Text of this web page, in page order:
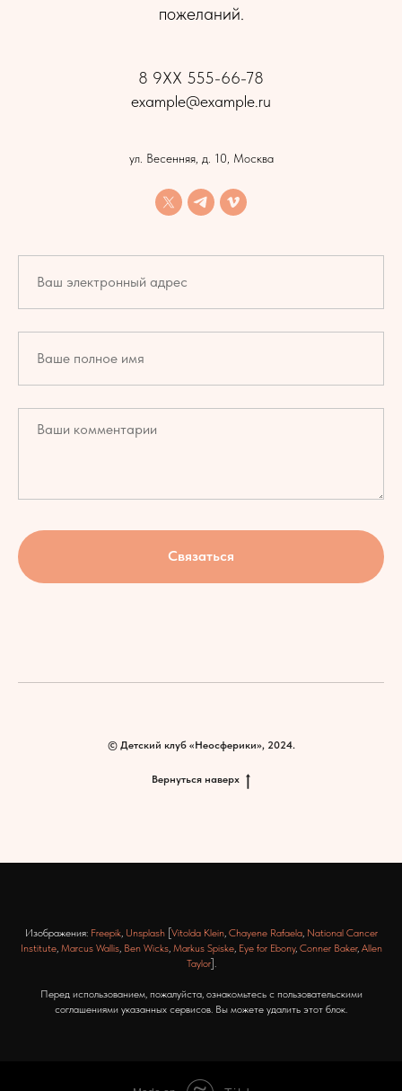
пожеланий.
8 9XX 555-66-78
example@example.ru
ул. Весенняя, д. 10, Москва
Связаться
© Детский клуб «Неосферики», 2024.
Вернуться наверх
Изображения: Freepik, Unsplash[ Vitolda Klein, Chayene Rafaela, National Cancer
Institute, Marcus Wallis, Ben Wicks, Markus Spiske, Eye for Ebony, Conner Baker, Allen
Taylor].
Перед использованием, пожалуйста, ознакомьтесь с пользовательскими
соглашениями указанных сервисов. Вы можете удалить этот блок.